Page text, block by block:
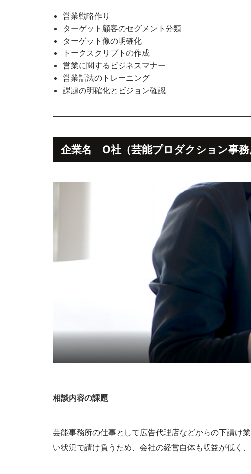
営業戦略作り
ターゲット顧客のセグメント分類
ターゲット像の明確化
トークスクリプトの作成
営業に関するビジネスマナー
営業話法のトレーニング
課題の明確化とビジョン確認
企業名 O社（芸能プロダクション事務
相談内容の課題
芸能事務所の仕事として広告代理店などからの下請け
い状況で請け負うため、会社の経営自体も収益が低く